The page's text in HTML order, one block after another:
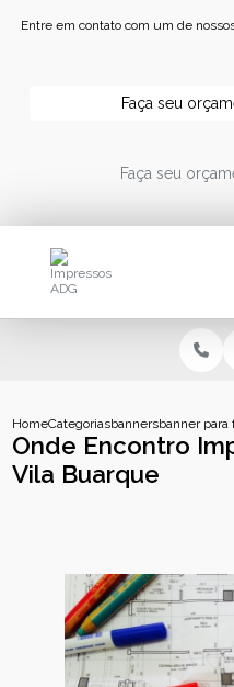
Entre em contato com um de
Faça seu
Faça seu
HomeCategoriasbannersbanner para
Onde Encontro
Vila Buarque